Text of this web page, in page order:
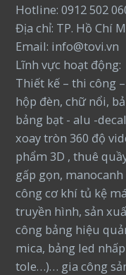
Hotline: 0912 502
Địa chỉ: TP. Hồ Chí
Email: info@tovi.vn
Lĩnh vực hoạt động:
Thiết kế – thi công
hộp đèn, chữ nổi,
bảng bạt - alu -
xoay tròn 360 độ
phẩm 3D , thuê
gấp gọn,
công cơ khí tủ kệ
truyền hình, sản
công bảng hiệu
mica, bảng led
tole…)… gia công